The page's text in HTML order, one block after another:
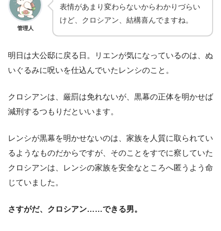
管理人
表情があまり変わらないからわかりづらい
けど、クロシアン、結構喜んでますね。
明日は大公邸に戻る日。リエンが気になっているのは、ぬ
いぐるみに呪いを仕込んでいたレンシのこと。
クロシアンは、厳罰は免れないが、黒幕の正体を明かせば
減刑するつもりだといいます。
レンシが黒幕を明かせないのは、家族を人質に取られてい
るようなものだからですが、そのことをすでに察していた
クロシアンは、レンシの家族を安全なところへ匿うよう命
じていました。
さすがだ、クロシアン……できる男。